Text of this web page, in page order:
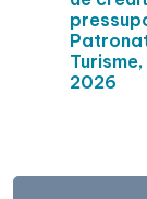
2026